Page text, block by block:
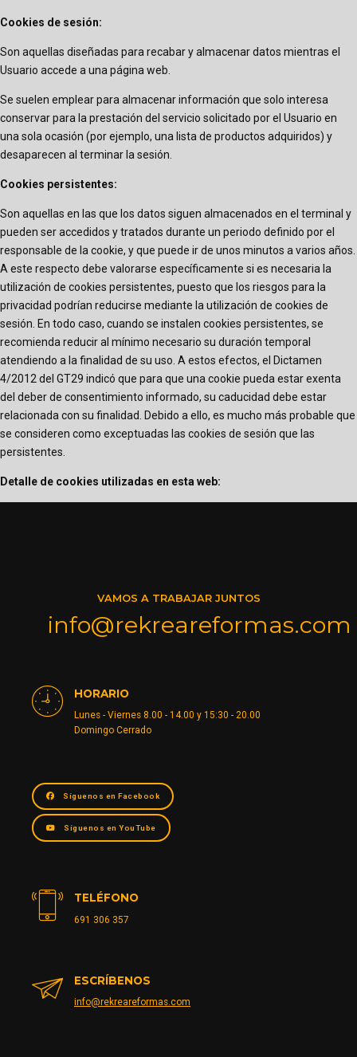
Cookies de sesión:
Son aquellas diseñadas para recabar y almacenar datos mientras el
Usuario accede a una página web.
Se suelen emplear para almacenar información que solo interesa
conservar para la prestación del servicio solicitado por el Usuario en
una sola ocasión (por ejemplo, una lista de productos adquiridos) y
desaparecen al terminar la sesión.
Cookies persistentes:
Son aquellas en las que los datos siguen almacenados en el terminal y
pueden ser accedidos y tratados durante un periodo definido por el
responsable de la cookie, y que puede ir de unos minutos a varios años.
A este respecto debe valorarse específicamente si es necesaria la
utilización de cookies persistentes, puesto que los riesgos para la
privacidad podrían reducirse mediante la utilización de cookies de
sesión. En todo caso, cuando se instalen cookies persistentes, se
recomienda reducir al mínimo necesario su duración temporal
atendiendo a la finalidad de su uso. A estos efectos, el Dictamen
4/2012 del GT29 indicó que para que una cookie pueda estar exenta
del deber de consentimiento informado, su caducidad debe estar
relacionada con su finalidad. Debido a ello, es mucho más probable que
se consideren como exceptuadas las cookies de sesión que las
persistentes.
Detalle de cookies utilizadas en esta web:
VAMOS A TRABAJAR JUNTOS
info@rekreareformas.com
HORARIO
Lunes - Viernes 8.00 - 14.00 y 15:30 - 20.00
Domingo Cerrado
Síguenos en Facebook
Síguenos en YouTube
TELÉFONO
691 306 357
ESCRÍBENOS
info@rekreareformas.com